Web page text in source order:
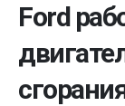
Ford